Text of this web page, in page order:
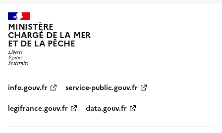
MINISTÈRE
CHARGÉ DE LA MER
ET DE LA PÊCHE
info.gouv.fr
service-public.gouv.fr
legifrance.gouv.fr
data.gouv.fr